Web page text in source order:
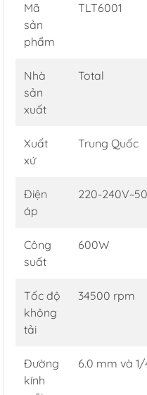
Mã
sản
phẩm
TLT6001
Nhà
sản
xuất
Total
Xuất
xứ
Trung Quốc
Điện
áp
220-
Công
suất
600W
Tốc độ
không
tải
34500 rpm
Đường
kính
6.0 mm và 1/